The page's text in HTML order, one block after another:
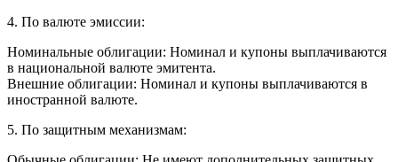
4. По валюте эмиссии:
Номинальные облигации: Номинал и купоны выплачиваются
в национальной валюте эмитента.
Внешние облигации: Номинал и купоны выплачиваются в
иностранной валюте.
5. По защитным механизмам: